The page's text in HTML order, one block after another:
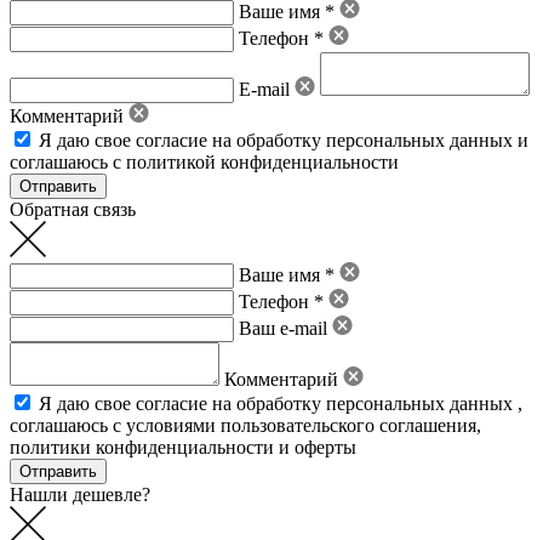
Ваше имя *
Телефон *
E-mail
Комментарий
Я даю свое согласие на обработку персональных данных и
соглашаюсь с политикой конфиденциальности
Обратная связь
Ваше имя *
Телефон *
Ваш e-mail
Комментарий
Я даю свое согласие на обработку персональных данных ,
соглашаюсь с условиями пользовательского соглашения,
политики конфиденциальности и оферты
Нашли дешевле?